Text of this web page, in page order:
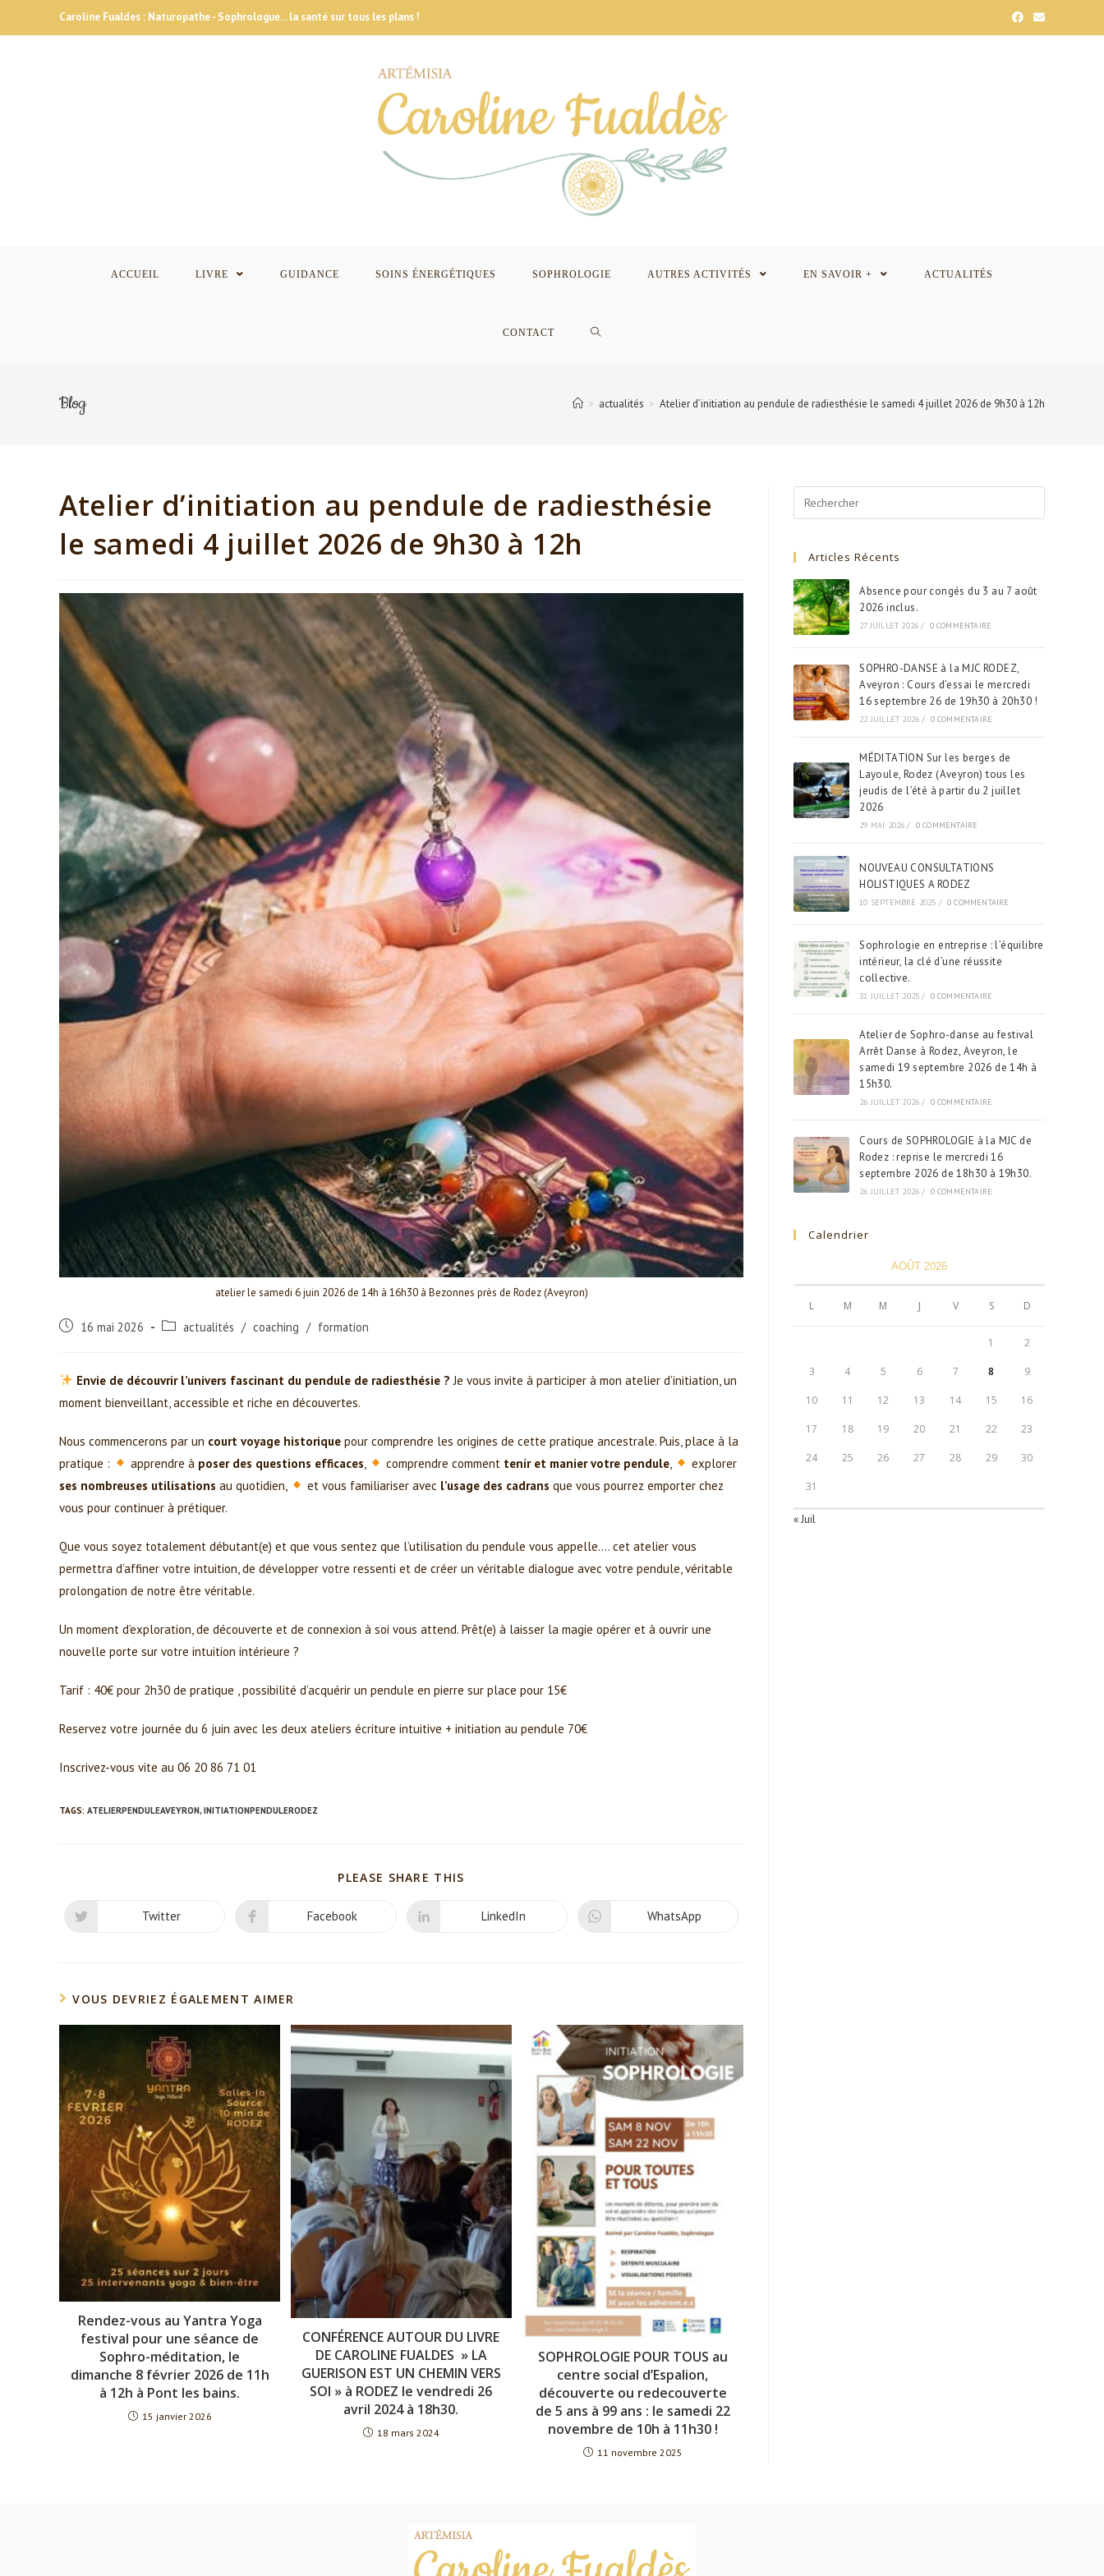
Caroline Fualdes : Naturopathe - Sophrologue... la santé sur tous les plans !
ACCUEIL LIVRE GUIDANCE SOINS ÉNERGÉTIQUES SOPHROLOGIE AUTRES ACTIVITÉS EN SAVOIR + ACTUALITÉS
CONTACT
Blog > actualités > Atelier d’initiation au pendule de radiesthésie le samedi 4 juillet 2026 de 9h30 à 12h
Atelier d’initiation au pendule de radiesthésie
le samedi 4 juillet 2026 de 9h30 à 12h
atelier le samedi 6 juin 2026 de 14h à 16h30 à Bezonnes près de Rodez (Aveyron)
Post 16 mai 2026
Post actualités / coaching / formation
Envie de découvrir l’univers fascinant du pendule de radiesthésie ? Je vous invite à participer à mon atelier d’initiation, un
moment bienveillant, accessible et riche en découvertes.
Nous commencerons par un court voyage historique pour comprendre les origines de cette pratique ancestrale. Puis, place à la
pratique :
apprendre à poser des questions efficaces, comprendre comment tenir et manier votre pendule,
explorer
ses nombreuses utilisations au quotidien, et vous familiariser avec l’usage des cadrans que vous pourrez emporter chez
vous pour continuer à prétiquer.
Que vous soyez totalement débutant(e) et que vous sentez que l’utilisation du pendule vous appelle…. cet atelier vous
permettra d’affiner votre intuition, de développer votre ressenti et de créer un véritable dialogue avec votre pendule, véritable
prolongation de notre être véritable.
Un moment d’exploration, de découverte et de connexion à soi vous attend. Prêt(e) à laisser la magie opérer et à ouvrir une
nouvelle porte sur votre intuition intérieure ?
Tarif : 40€ pour 2h30 de pratique , possibilité d’acquérir un pendule en pierre sur place pour 15€
Reservez votre journée du 6 juin avec les deux ateliers écriture intuitive + initiation au pendule 70€
Inscrivez-vous vite au 06 20 86 71 01
TAGS: ATELIERPENDULEAVEYRON, INITIATIONPENDULERODEZ
PLEASE SHARE THIS
CONTENT
Opens
Twitter Opens
Facebook Opens
LinkedIn Opens
WhatsApp
VOUS DEVRIEZ ÉGALEMENT AIMER
Rendez-vous au Yantra Yoga
festival pour une séance de
Sophro-méditation, le
dimanche 8 février 2026 de 11h
à 12h à Pont les bains.
15 janvier 2026
CONFÉRENCE AUTOUR DU LIVRE
DE CAROLINE FUALDES » LA
GUERISON EST UN CHEMIN VERS
SOI » à RODEZ le vendredi 26
avril 2024 à 18h30.
18 mars 2024
SOPHROLOGIE POUR TOUS au
centre social d’Espalion,
découverte ou redecouverte
de 5 ans à 99 ans : le samedi 22
novembre de 10h à 11h30 !
11 novembre 2025
Search
for:
Articles Récents
Absence pour congés du 3 au 7 août
2026 inclus.
27 JUILLET 2026 / 0 COMMENTAIRE
SOPHRO-DANSE à la MJC RODEZ,
Aveyron : Cours d’essai le mercredi
16 septembre 26 de 19h30 à 20h30 !
22 JUILLET 2026 / 0 COMMENTAIRE
MÉDITATION Sur les berges de
Layoule, Rodez (Aveyron) tous les
jeudis de l’été à partir du 2 juillet
2026
29 MAI 2026 / 0 COMMENTAIRE
NOUVEAU CONSULTATIONS
HOLISTIQUES A RODEZ
10 SEPTEMBRE 2025 / 0 COMMENTAIRE
Sophrologie en entreprise : l’équilibre
intérieur, la clé d’une réussite
collective.
31 JUILLET 2025 / 0 COMMENTAIRE
Atelier de Sophro-danse au festival
Arrêt Danse à Rodez, Aveyron, le
samedi 19 septembre 2026 de 14h à
15h30.
26 JUILLET 2026 / 0 COMMENTAIRE
Cours de SOPHROLOGIE à la MJC de
Rodez : reprise le mercredi 16
septembre 2026 de 18h30 à 19h30.
26 JUILLET 2026 / 0 COMMENTAIRE
Calendrier
AOÛT 2026
L M M J V S D
1 2
3 4 5 6 7 8 9
10 11 12 13 14 15 16
17 18 19 20 21 22 23
24 25 26 27 28 29 30
31
« Juil